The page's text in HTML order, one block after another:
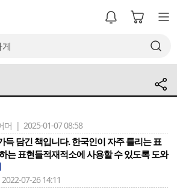
머 | 2025-01-07 08:58
득 담긴 책입니다. 한국인이 자주 틀리는 표
는 표현들적재적소에 사용할 수 있도록 도와
07-26 14:11